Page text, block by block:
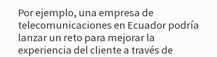
Por ejemplo, una empresa de
telecomunicaciones en Ecuador podría
lanzar un reto para mejorar la
experiencia del cliente a través de